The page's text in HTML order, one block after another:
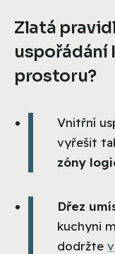
Zlatá
uspořádání
prostoru?
Vnitřní
vyřešit
zóny
Dřez
kuchyni
dodržte